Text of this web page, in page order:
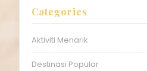
Categories
Aktiviti Menarik
Destinasi Popular